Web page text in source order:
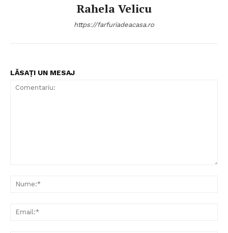
Politica de Confidențialitate
Rahela Velicu
https://farfuriadeacasa.ro
LĂSAȚI UN MESAJ